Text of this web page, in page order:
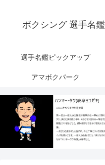
ボクシング 選手名
選手名鑑ピックアップ
アマボクパーク